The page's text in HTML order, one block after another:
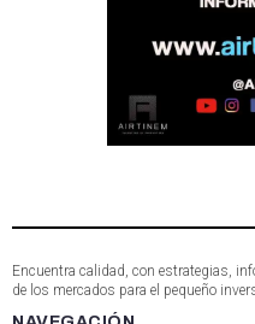
Encuentra calidad, con estrategias,
de los mercados para el pequeño